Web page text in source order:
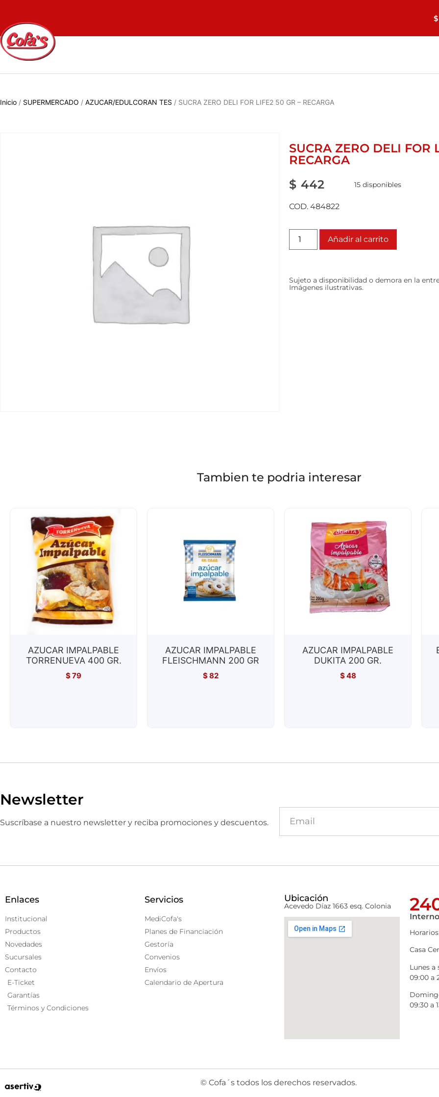
$
Inicio / SUPERMERCADO / AZUCAR/EDULCORAN TES / SUCRA ZERO DELI FOR LIFE2 50 GR – RECARGA
SUCRA ZERO DELI FOR
RECARGA
$ 442 15 disponibles
COD. 484822
Añadir al carrito
Sujeto a disponibilidad o demora en la
Imágenes ilustrativas.
Tambien te podria interesar
AZUCAR IMPALPABLE
TORRENUEVA 400 GR.
$79
AZUCAR IMPALPABLE
FLEISCHMANN 200 GR
$82
AZUCAR IMPALPABLE
DUKITA 200 GR.
$48
Newsletter
Suscríbase a nuestro newsletter y reciba promociones y descuentos.
Enlaces
Institucional
Productos
Novedades
Sucursales
Contacto
E-Ticket
Garantías
Términos y Condiciones
Servicios
MediCofa's
Planes de Financiación
Gestoría
Convenios
Envíos
Calendario de Apertura
Ubicación
Acevedo Díaz 1663 esq. Colonia
Horarios
Casa
Lunes a
09:00 a
09:30 a
© Cofa´s todos los derechos reservados.